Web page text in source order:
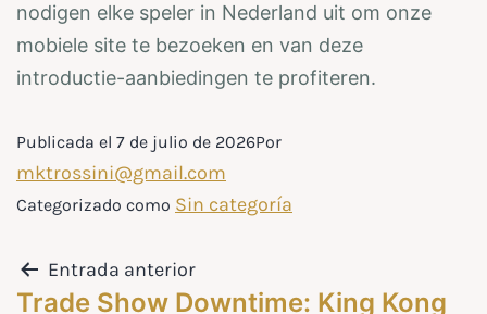
nodigen elke speler in Nederland uit om onze
mobiele site te bezoeken en van deze
introductie-aanbiedingen te profiteren.
Publicada el 7 de julio de 2026Por
mktrossini@gmail.com
Categorizado como Sin categoría
Entrada anterior
Trade Show Downtime: King Kong